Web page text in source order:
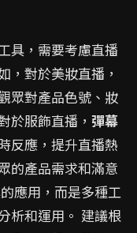
具，需要考慮直播
，對於美妝直播，
眾對產品色號、妝
於服飾直播， 彈幕
反應，提升直播熱
的產品需求和滿意
應用，而是多種工
析和運用。 建議根